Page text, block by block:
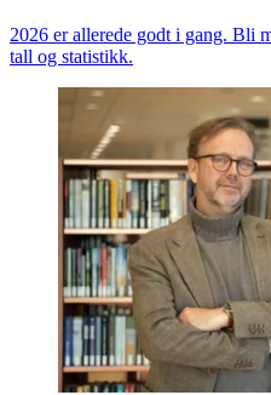
2026 er allerede godt i gang. Bli
tall og statistikk.